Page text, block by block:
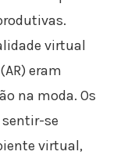
virtual
eram
na moda. Os
se
virtual,